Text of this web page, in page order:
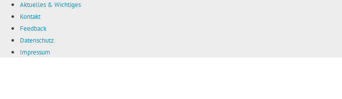
Aktuelles & Wichtiges
Kontakt
Feedback
Datenschutz
Impressum